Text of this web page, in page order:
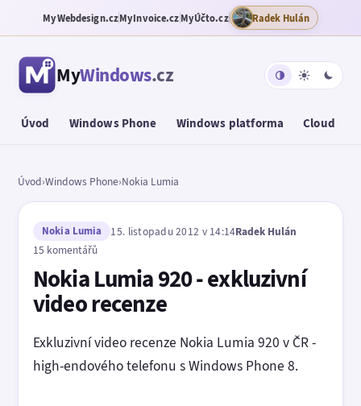
MyWebdesign.czMyInvoice.czMyÚčto.cz Radek Hulán
MyWindows.cz
Úvod Windows Phone Windows platforma Cloud
Úvod›Windows Phone›Nokia Lumia
Nokia Lumia 15. listopadu 2012 v 14:14Radek Hulán
15 komentářů
Nokia Lumia 920 - exkluzivní
video recenze
Exkluzivní video recenze Nokia Lumia 920 v ČR -
high-endového telefonu s Windows Phone 8.